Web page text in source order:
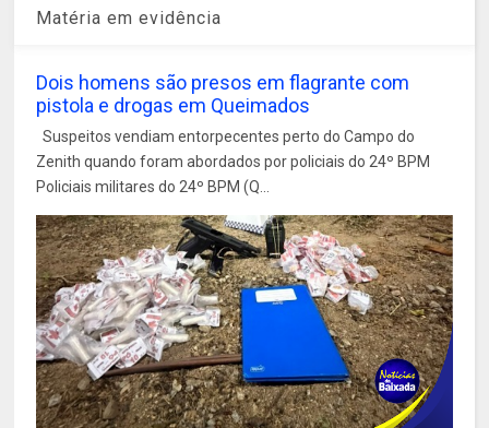
Matéria em evidência
Dois homens são presos em flagrante com
pistola e drogas em Queimados
Suspeitos vendiam entorpecentes perto do Campo do
Zenith quando foram abordados por policiais do 24º BPM
Policiais militares do 24º BPM (Q...